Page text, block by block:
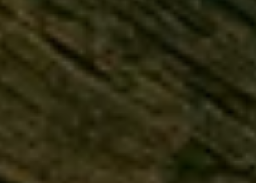
convierte en ese escenario donde sorprender a una
madre tiene sentido. No por exceso, sino por
Algunas ideas que realmente funcionan: Bono de
Un momento para soltar, cerrar los ojos y dejar que